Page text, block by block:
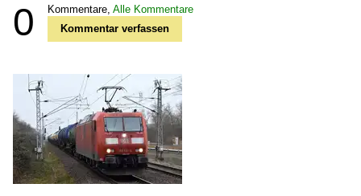
0 Kommentare, Alle Kommentare
Kommentar verfassen